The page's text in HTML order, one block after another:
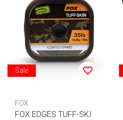
Sale
FOX
FOX EDGES TUFF-SKI